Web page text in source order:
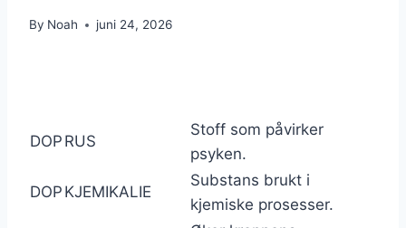
By Noah juni 24, 2026
DOP RUS
Stoff som påvirker
psyken.
DOP KJEMIKALIE
Substans brukt i
kjemiske prosesser.